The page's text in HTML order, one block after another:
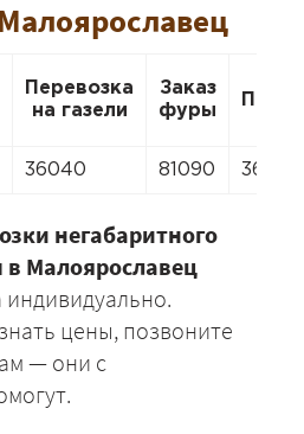
Перевозка
на газели
Заказ
фуры
36040 81090 36040
негабаритного
в Малоярославец
индивидуально.
цены, позвоните
— они с